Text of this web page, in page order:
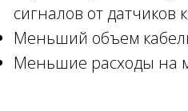
сигналов от датчиков
Меньший объем
Меньшие расходы на